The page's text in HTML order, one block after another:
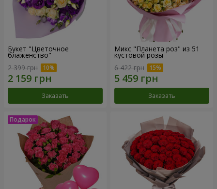
Букет "Цветочное
блаженство"
2 399 грн
Заказать
Микс "Планета роз" из 51
кустовой розы
6 422 грн
Заказать